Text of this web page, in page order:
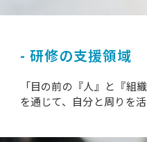
- 研修の支援領域
「目の前の『人』と『
を通じて、自分と周りを